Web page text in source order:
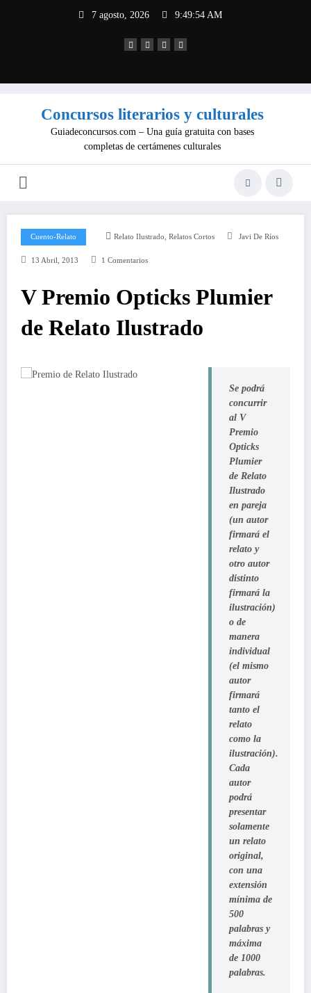
7 agosto, 2026 9:49:55 AM
Concursos literarios y culturales
Guiadeconcursos.com – Una guía gratuita con bases
completas de certámenes culturales
Cuento-Relato Relato Ilustrado, Relatos Cortos Javi De Ríos
13 Abril, 2013 1 Comentarios
V Premio Opticks Plumier
de Relato Ilustrado
Se podrá
concurrir
al V
Premio
Opticks
Plumier
de Relato
Ilustrado
en pareja
(un autor
firmará el
relato y
otro autor
distinto
firmará la
ilustración)
o de
manera
individual
(el mismo
autor
firmará
tanto el
relato
como la
ilustración).
Cada
autor
podrá
presentar
solamente
un relato
original,
con una
extensión
mínima de
500
palabras y
máxima
de 1000
palabras.